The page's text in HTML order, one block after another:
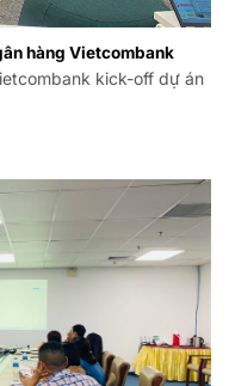
hàng Vietcombank
kick-off dự án